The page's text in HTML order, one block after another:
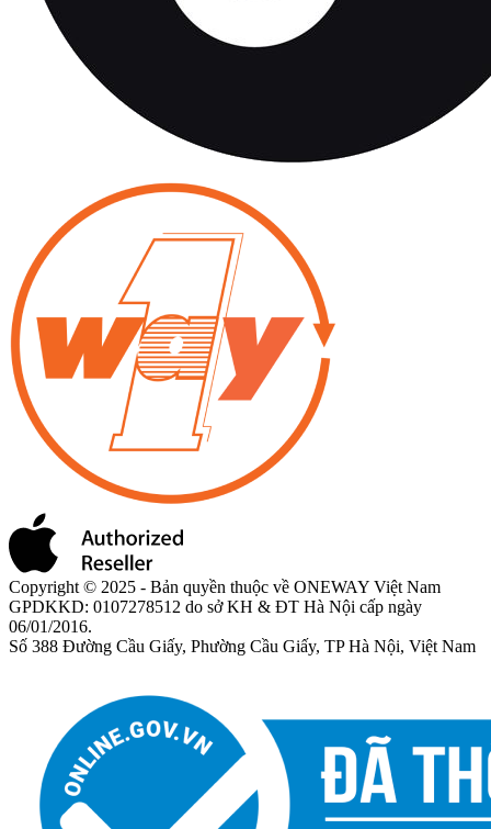
Copyright © 2025 - Bản quyền thuộc về ONEWAY Việt Nam
GPDKKD: 0107278512 do sở KH & ĐT Hà Nội cấp ngày
06/01/2016.
Số 388 Đường Cầu Giấy, Phường Cầu Giấy, TP Hà Nội, Việt Nam